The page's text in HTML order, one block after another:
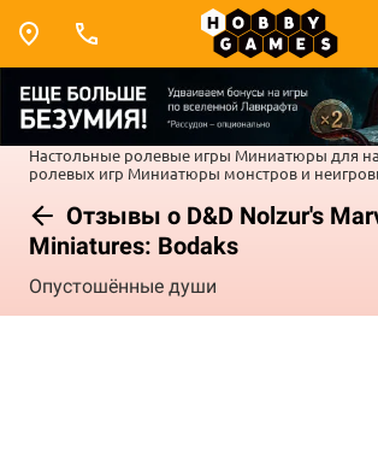
Настольные ролевые игры Миниатюры для
ролевых игр Миниатюры монстров и
Отзывы о D&D Nolzur's
Miniatures: Bodaks
Опустошённые души